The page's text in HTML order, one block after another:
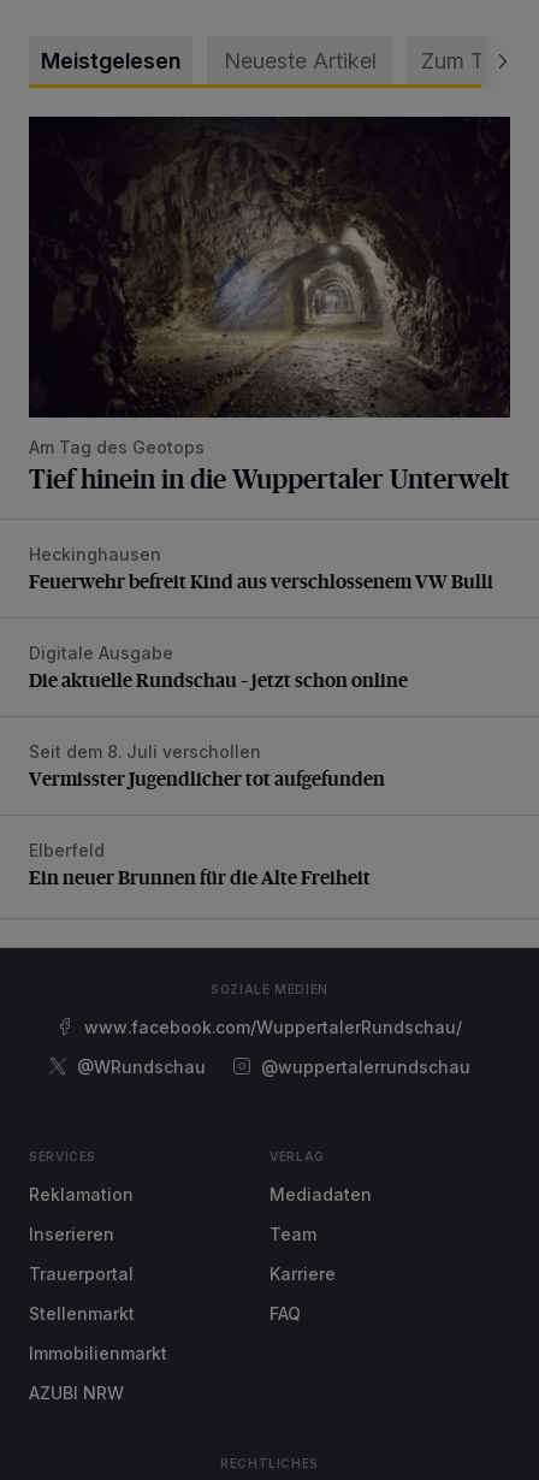
Meistgelesen Neueste Artikel Zum Thema
Am Tag des Geotops
Tief hinein in die Wuppertaler Unterwelt
Feuerwehr befreit Kind aus verschlossenem VW Bulli
Heckinghausen
Feuerwehr befreit Kind aus verschlossenem VW Bulli
Die aktuelle Rundschau – jetzt schon online
Digitale Ausgabe
Die aktuelle Rundschau – jetzt schon online
Vermisster Jugendlicher tot aufgefunden
Seit dem 8. Juli verschollen
Vermisster Jugendlicher tot aufgefunden
Ein neuer Brunnen für die Alte Freiheit
Elberfeld
Ein neuer Brunnen für die Alte Freiheit
SOZIALE MEDIEN
www.facebook.com/WuppertalerRundschau/
@WRundschau
@wuppertalerrundschau
SERVICES
Reklamation
Inserieren
Trauerportal
Stellenmarkt
Immobilienmarkt
AZUBI NRW
VERLAG
Mediadaten
Team
Karriere
FAQ
RECHTLICHES